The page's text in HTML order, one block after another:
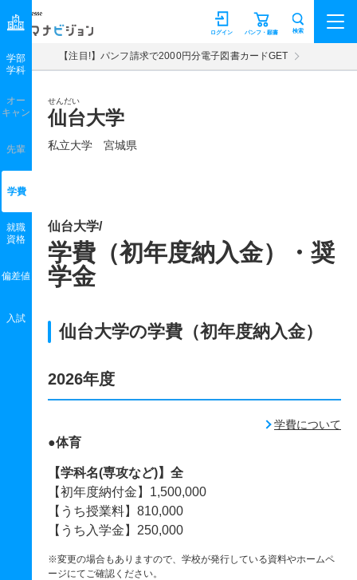
マナビジョン パンフ・願書
ログイン 検索
【注目!】パンフ請求で2000円分電子図書カードGET
せんだい
仙台大学
私立大学 宮城県
学部
学科
オー
キャン
先輩
学費
就職
資格
偏差値
入試
仙台大学/
学費（初年度納入金）・奨
学金
仙台大学の学費（初年度納入金）
2026年度
学費について
●体育
【学科名(専攻など)】全
【初年度納付金】1,500,000
【うち授業料】810,000
【うち入学金】250,000
※変更の場合もありますので、学校が発行している資料やホームペ
ージにてご確認ください。